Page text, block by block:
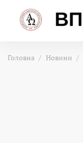
Головна Новини